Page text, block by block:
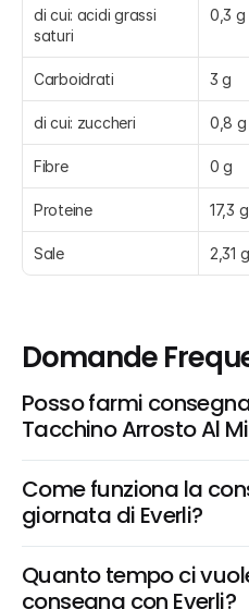
di cui: acidi grassi
saturi
0,3 g
Carboidrati 3 g
di cui: zuccheri 0,8 g
Fibre 0 g
Proteine 17,3 g
Sale 2,31 g
Domande
Posso farmi
Tacchino Arrosto Al
Come funziona la
giornata di Everli?
Quanto tempo ci
consegna con Everli?